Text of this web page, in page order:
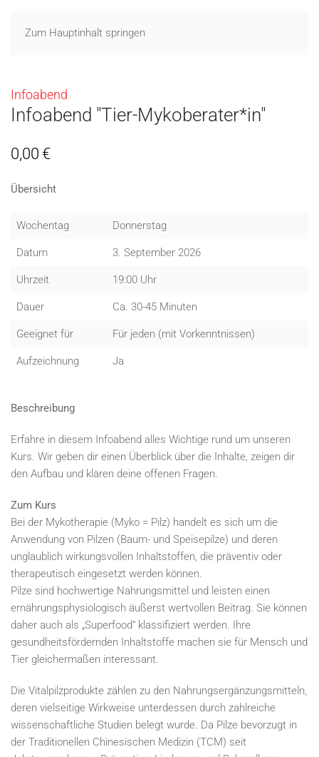
Zum Hauptinhalt springen
Infoabend
Infoabend "Tier-Mykoberater*in"
0,00 €
Übersicht
Wochentag Donnerstag
Datum 3. September 2026
Uhrzeit 19:00 Uhr
Dauer Ca. 30-45 Minuten
Geeignet für Für jeden (mit Vorkenntnissen)
Aufzeichnung Ja
Beschreibung
Erfahre in diesem Infoabend alles Wichtige rund um unseren
Kurs. Wir geben dir einen Überblick über die Inhalte, zeigen dir
den Aufbau und klären deine offenen Fragen.
Zum Kurs
Bei der Mykotherapie (Myko = Pilz) handelt es sich um die
Anwendung von Pilzen (Baum- und Speisepilze) und deren
unglaublich wirkungsvollen Inhaltstoffen, die präventiv oder
therapeutisch eingesetzt werden können.
Pilze sind hochwertige Nahrungsmittel und leisten einen
ernährungsphysiologisch äußerst wertvollen Beitrag. Sie können
daher auch als „Superfood“ klassifiziert werden. Ihre
gesundheitsfördernden Inhaltstoffe machen sie für Mensch und
Tier gleichermaßen interessant.
Die Vitalpilzprodukte zählen zu den Nahrungsergänzungsmitteln,
deren vielseitige Wirkweise unterdessen durch zahlreiche
wissenschaftliche Studien belegt wurde. Da Pilze bevorzugt in
der Traditionellen Chinesischen Medizin (TCM) seit